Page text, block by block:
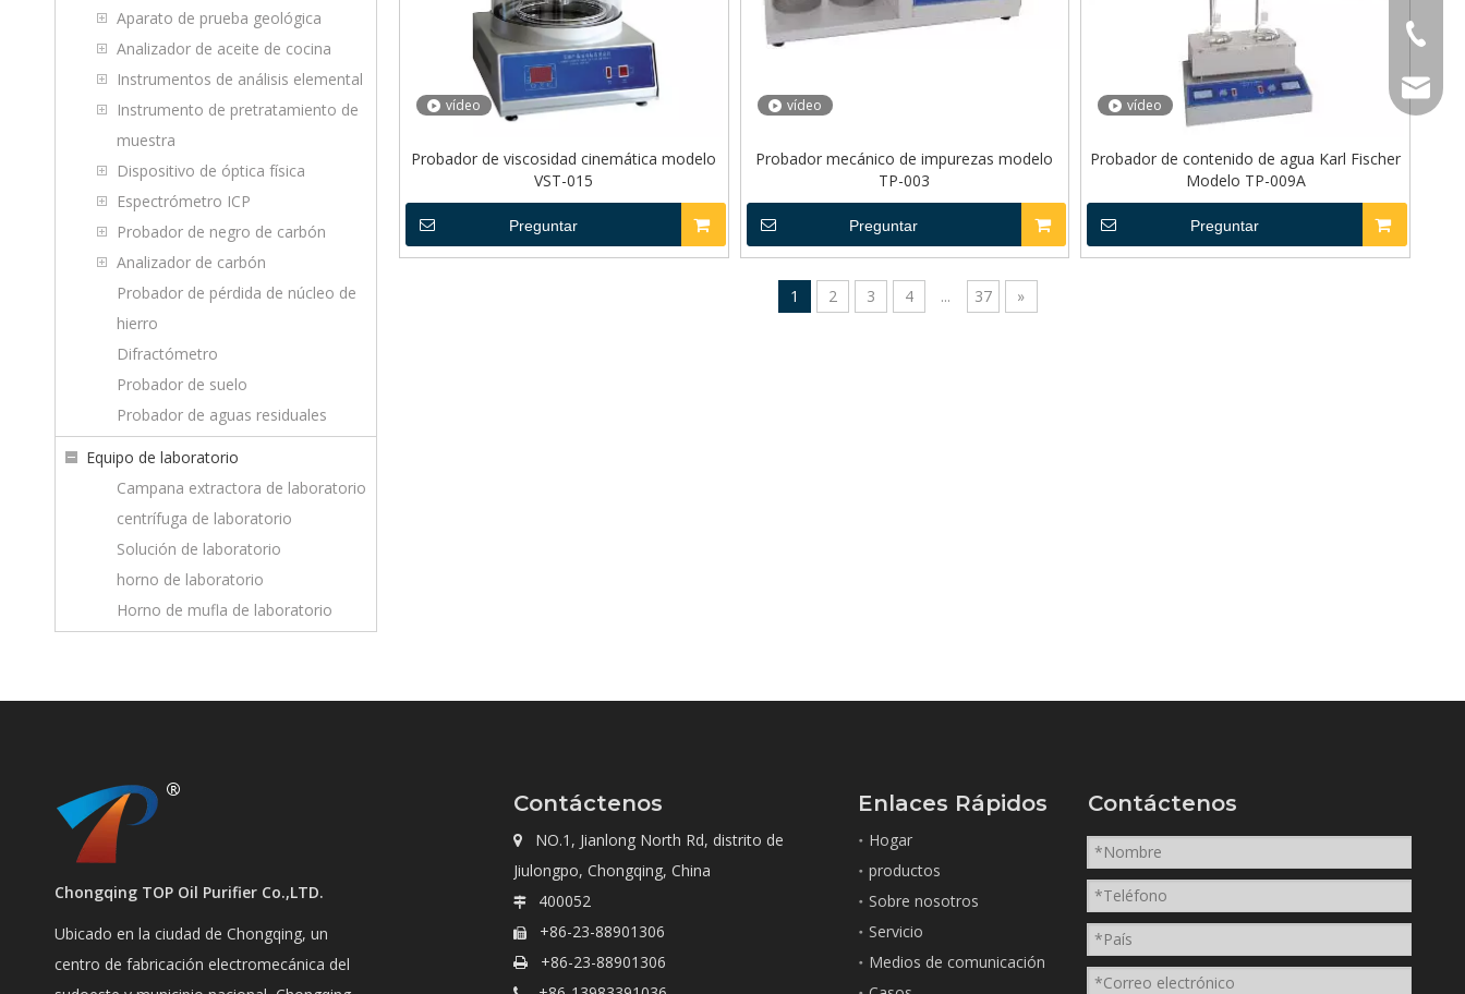
Aparato de prueba geológica
Analizador de aceite de cocina
Instrumentos de análisis elemental
Instrumento de pretratamiento de
muestra
Dispositivo de óptica física
Espectrómetro ICP
Probador de negro de carbón
Analizador de carbón
Probador de pérdida de núcleo de
hierro
Difractómetro
Probador de suelo
Probador de aguas residuales
Equipo de laboratorio
Campana extractora de laboratorio
centrífuga de laboratorio
Solución de laboratorio
horno de laboratorio
Horno de mufla de laboratorio
vídeo
Probador de viscosidad cinemática modelo
VST-015
Preguntar
vídeo
Probador mecánico de impurezas modelo
TP-003
Preguntar
vídeo
Probador de contenido de agua Karl Fischer
Modelo TP-009A
Preguntar
1 2 3 4 ... 37 »
Chongqing TOP Oil Purifier Co.,LTD.
Ubicado en la ciudad de Chongqing, un
centro de fabricación electromecánica del
wechat
+86-
Contáctenos

NO.1, Jianlong North Rd, distrito de
Jiulongpo, Chongqing, China
 400052
 +86-23-88901306
 +86-23-88901306
Enlaces Rápidos
Hogar
productos
Sobre nosotros
Servicio
Medios de comunicación
Contáctenos